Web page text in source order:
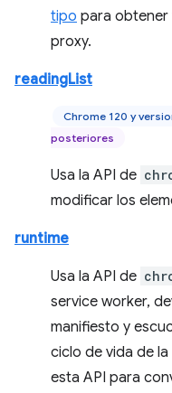
tipo para obtener
proxy.
readingList
Chrome 120 y
posteriores
Usa la API de
modificar los
runtime
Usa la API de
service worker,
manifiesto y
ciclo de vida de
esta API para